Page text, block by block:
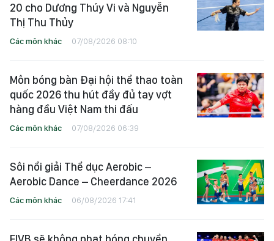
20 cho Dương Thúy Vi và Nguyễn
Thị Thu Thủy
Các môn khác 07/08/2026 08:10
Môn bóng bàn Đại hội thể thao toàn
quốc 2026 thu hút đầy đủ tay vợt
hàng đầu Việt Nam thi đấu
Các môn khác 07/08/2026 06:39
Sôi nổi giải Thể dục Aerobic –
Aerobic Dance – Cheerdance 2026
Các môn khác 06/08/2026 17:41